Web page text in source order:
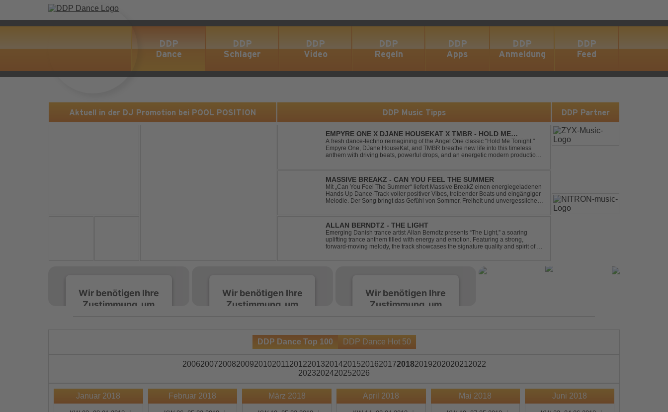
DDP
Dance
DDP
Schlager
DDP
Video
DDP
Regeln
DDP
Apps
DDP
Anmeldung
DDP
Feed
Aktuell in der DJ Promotion bei POOL POSITION DDP Music Tipps
EMPYRE ONE X DJANE HOUSEKAT X TMBR - HOLD ME
TONIGHT
A fresh dance-techno reimagining of the Angel One classic "Hold Me Tonight."
Empyre One, DJane HouseKat, and TMBR breathe new life into this timeless
anthem with driving beats, powerful drops, and an energetic modern production.
MASSIVE BREAKZ - CAN YOU FEEL THE SUMMER
Mit „Can You Feel The Summer“ liefert Massive BreakZ einen energiegeladenen
Hands Up Dance-Track voller positiver Vibes, treibender Beats und eingängiger
Melodie. Der Song bringt das Gefühl von Sommer, Freiheit und unvergesslichen
ALLAN BERNDTZ - THE LIGHT
Emerging Danish trance artist Allan Berndtz presents “The Light,” a soaring
uplifting trance anthem filled with energy and emotion. Featuring a strong,
forward-moving melody, the track showcases the signature quality and spirit of a
DDP Partner
Wir benötigen Ihre
Zustimmung, um
Aktivitäten sammeln.
Bitte lesen Sie die Details
Wir benötigen Ihre
Zustimmung, um
Wir verwenden Spotify,
um Inhalte einzubetten.
Aktivitäten sammeln.
Bitte lesen Sie die Details
Wir benötigen Ihre
Zustimmung, um
Wir verwenden Spotify,
um Inhalte einzubetten.
Aktivitäten sammeln.
Bitte lesen Sie die Details
DDP Dance Top 100 DDP Dance Hot 50
200620072008200920102011 2012201320142015201620172018201920202021 2022
2023202420252026
Januar 2018 Februar 2018 März 2018 April 2018 Mai 2018 Juni 2018